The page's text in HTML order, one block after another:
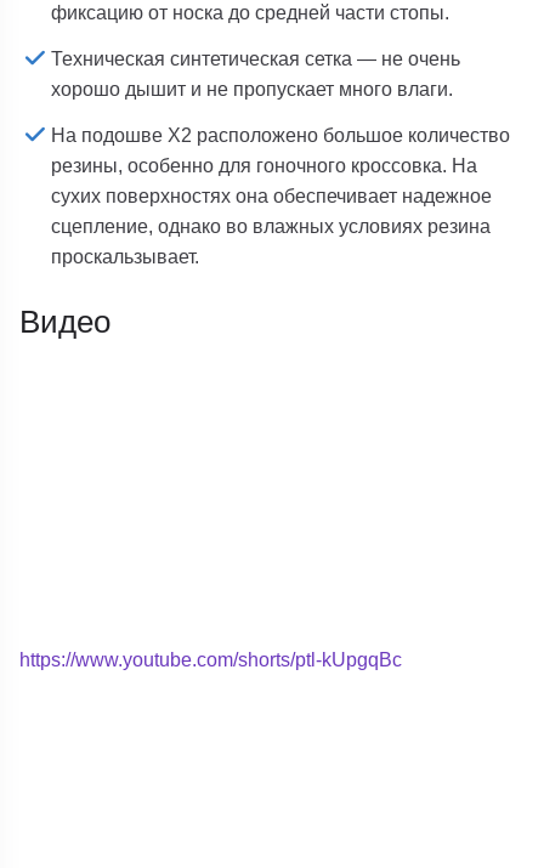
фиксацию от носка до средней части стопы.
Техническая синтетическая сетка — не очень
хорошо дышит и не пропускает много влаги.
На подошве X2 расположено большое количество
резины, особенно для гоночного кроссовка. На
сухих поверхностях она обеспечивает надежное
сцепление, однако во влажных условиях резина
проскальзывает.
Видео
https://www.youtube.com/shorts/ptl-kUpgqBc